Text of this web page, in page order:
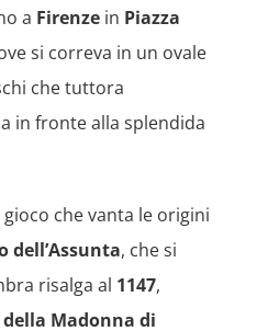
a Firenze in Piazza
si correva in un ovale
che tuttora
in fronte alla splendida
che vanta le origini
dell’Assunta, che si
risalga al 1147,
Madonna di